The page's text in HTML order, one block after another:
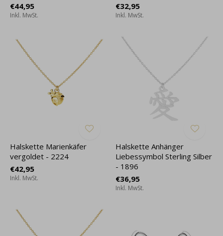
€44,95
Inkl. MwSt.
€32,95
Inkl. MwSt.
Halskette Marienkäfer
vergoldet - 2224
€42,95
Inkl. MwSt.
Halskette Anhänger
Liebessymbol Sterling Silber
- 1896
€36,95
Inkl. MwSt.